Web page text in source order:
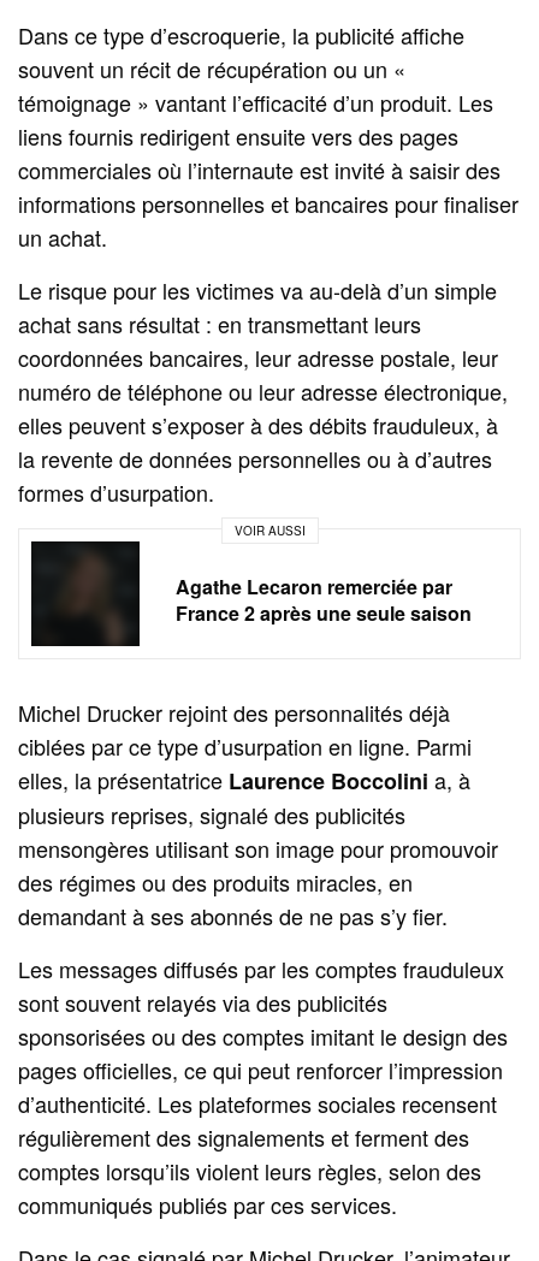
Dans ce type d’escroquerie, la publicité affiche
souvent un récit de récupération ou un «
témoignage » vantant l’efficacité d’un produit. Les
liens fournis redirigent ensuite vers des pages
commerciales où l’internaute est invité à saisir des
informations personnelles et bancaires pour finaliser
un achat.
Le risque pour les victimes va au-delà d’un simple
achat sans résultat : en transmettant leurs
coordonnées bancaires, leur adresse postale, leur
numéro de téléphone ou leur adresse électronique,
elles peuvent s’exposer à des débits frauduleux, à
la revente de données personnelles ou à d’autres
formes d’usurpation.
VOIR AUSSI
Agathe Lecaron remerciée par
France 2 après une seule saison
Michel Drucker rejoint des personnalités déjà
ciblées par ce type d’usurpation en ligne. Parmi
elles, la présentatrice Laurence Boccolini a, à
plusieurs reprises, signalé des publicités
mensongères utilisant son image pour promouvoir
des régimes ou des produits miracles, en
demandant à ses abonnés de ne pas s’y fier.
Les messages diffusés par les comptes frauduleux
sont souvent relayés via des publicités
sponsorisées ou des comptes imitant le design des
pages officielles, ce qui peut renforcer l’impression
d’authenticité. Les plateformes sociales recensent
régulièrement des signalements et ferment des
comptes lorsqu’ils violent leurs règles, selon des
communiqués publiés par ces services.